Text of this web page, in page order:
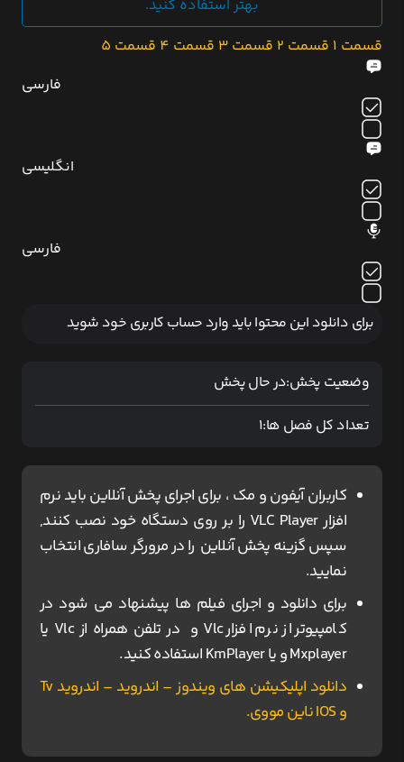
بهتر استفاده کنید.
قسمت 1 قسمت 2 قسمت 3 قسمت 4
قسمت 5
فارسی
انگلیسی
فارسی
برای دانلود این محتوا باید وارد حساب کاربری خود شوید
وضعیت پخش:در حال پخش
تعداد کل فصل ها:1
کاربران آیفون و مک ، برای اجرای پخش آنلاین باید نرم
افزار VLC Player را بر روی دستگاه خود نصب کنند,
سپس گزینه پخش آنلاین را در مرورگر سافاری انتخاب
نمایید.
برای دانلود و اجرای فیلم ها پیشنهاد می شود در
کامپیوتر از نرم افزار Vlc و در تلفن همراه از Vlc یا
Mxplayer و یا KmPlayer استفاده کنید.
دانلود اپلیکیشن های ویندوز – اندروید – اندروید Tv
و IOS ناین مووی.